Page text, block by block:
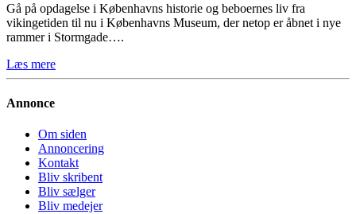
Gå på opdagelse i Københavns historie og beboernes liv fra
vikingetiden til nu i Københavns Museum, der netop er åbnet i nye
rammer i Stormgade….
Læs mere
Annonce
Om siden
Annoncering
Kontakt
Bliv skribent
Bliv sælger
Bliv medejer